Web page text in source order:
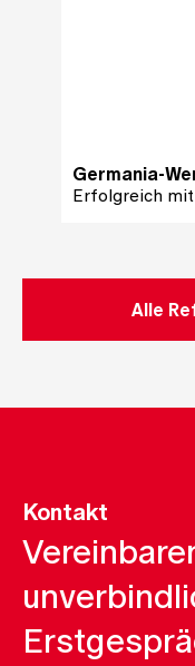
Germania-
Erfolgreich
Alle
Kontakt